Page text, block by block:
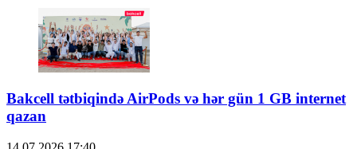
Bakcell tətbiqində AirPods və hər gün 1 GB internet
qazan